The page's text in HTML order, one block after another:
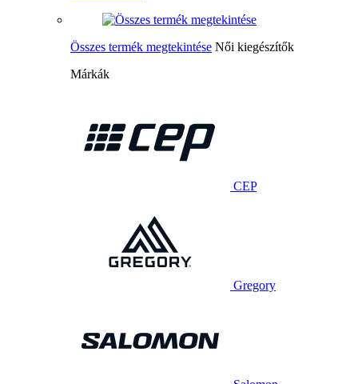
Összes termék megtekintése Női kiegészítők
Márkák
CEP
Gregory